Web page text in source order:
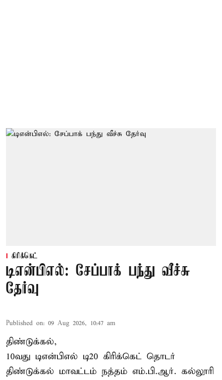
கிரிக்கெட்
டிஎன்பிஎல்: சேப்பாக் பந்து வீச்சு
தேர்வு
Published on: 09 Aug 2026, 10:47 am
திண்டுக்கல்,
10வது டிஎன்பிஎல் டி20 கிரிக்கெட் தொடர்
திண்டுக்கல் மாவட்டம் நத்தம் எம்.பி.ஆர். கல்லூரி